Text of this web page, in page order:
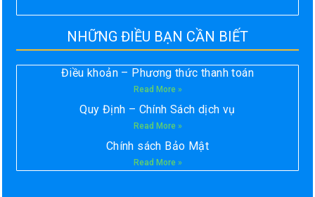
NHỮNG ĐIỀU BẠN CẦN BIẾT
Điều khoản – Phương thức thanh toán
Read More »
Quy Định – Chính Sách dịch vụ
Read More »
Chính sách Bảo Mật
Read More »